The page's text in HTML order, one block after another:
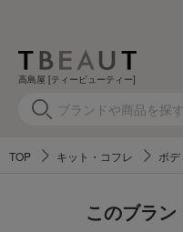
高島屋 [ティービューティー]
TOP キット・コフレ ボ
このブラン